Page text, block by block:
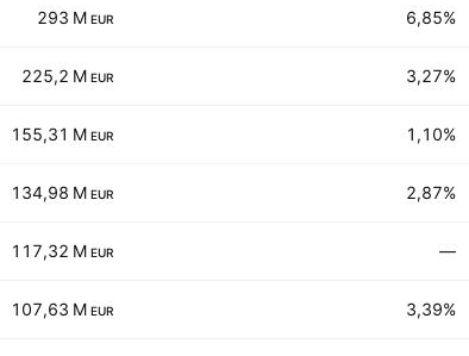
293 M EUR 6,85%
225,2 M EUR 3,27%
155,31 M EUR 1,10%
134,98 M EUR 2,87%
117,32 M EUR —
107,63 M EUR 3,39%